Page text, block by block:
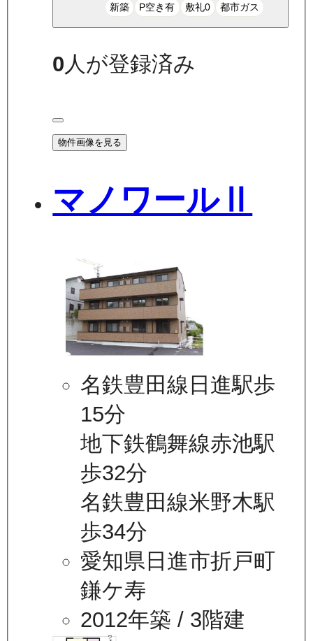
新築 P空き有 敷礼0 都市ガス
0人が登録済み
物件画像を見る
マノワールⅡ
名鉄豊田線日進駅歩
15分
地下鉄鶴舞線赤池駅
歩32分
名鉄豊田線米野木駅
歩34分
愛知県日進市折戸町
鎌ケ寿
2012年築 / 3階建